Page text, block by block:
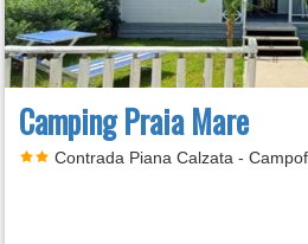
Camping Praia Mare
Contrada Piana Calzata -